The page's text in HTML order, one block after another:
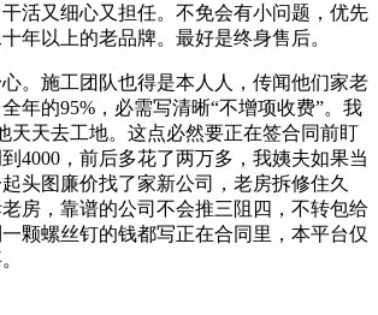
活又细心又担任。不免会有小问题，优先
年以上的老品牌。最好是终身售后。
施工团队也得是本人人，传闻他们家老
年的95%，必需写清晰“不增项收费”。我
天天去工地。这点必然要正在签合同前盯
4000，前后多花了两万多，我姨夫如果当
头图廉价找了家新公司，老房拆修住久
房，靠谱的公司不会推三阻四，不转包给
颗螺丝钉的钱都写正在合同里，本平台仅